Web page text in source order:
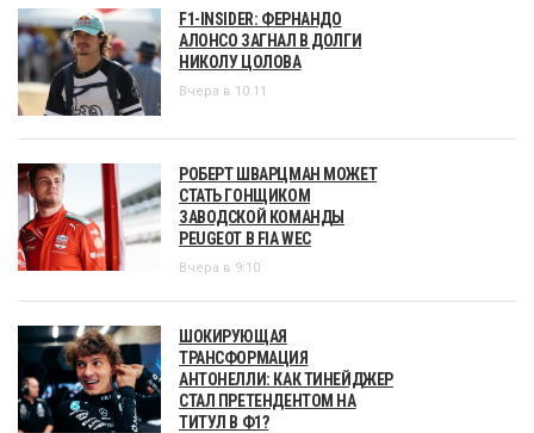
F1-INSIDER: ФЕРНАНДО
АЛОНСО ЗАГНАЛ В ДОЛГИ
НИКОЛУ ЦОЛОВА
Вчера в 10:11
РОБЕРТ ШВАРЦМАН МОЖЕТ
СТАТЬ ГОНЩИКОМ
ЗАВОДСКОЙ КОМАНДЫ
PEUGEOT В FIA WEC
Вчера в 9:10
ШОКИРУЮЩАЯ
ТРАНСФОРМАЦИЯ
АНТОНЕЛЛИ: КАК ТИНЕЙДЖЕР
СТАЛ ПРЕТЕНДЕНТОМ НА
ТИТУЛ В Ф1?